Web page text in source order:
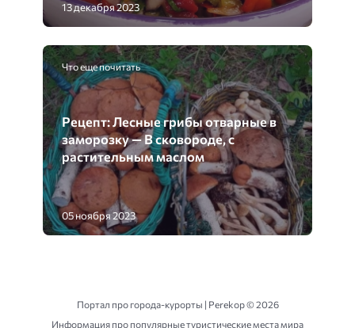
13 декабря 2023
Что еще почитать
Рецепт: Лесные грибы отварные в
заморозку — В сковороде, с
растительным маслом
05 ноября 2023
Портал про города-курорты | Perekop ©2026
Информация про популярные туристические места мира